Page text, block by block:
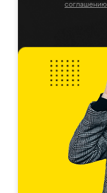
соглашению